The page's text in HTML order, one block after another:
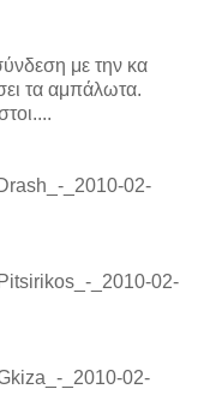
με την κα
τα αμπάλωτα.
_2010-02-
_2010-02-
_2010-02-